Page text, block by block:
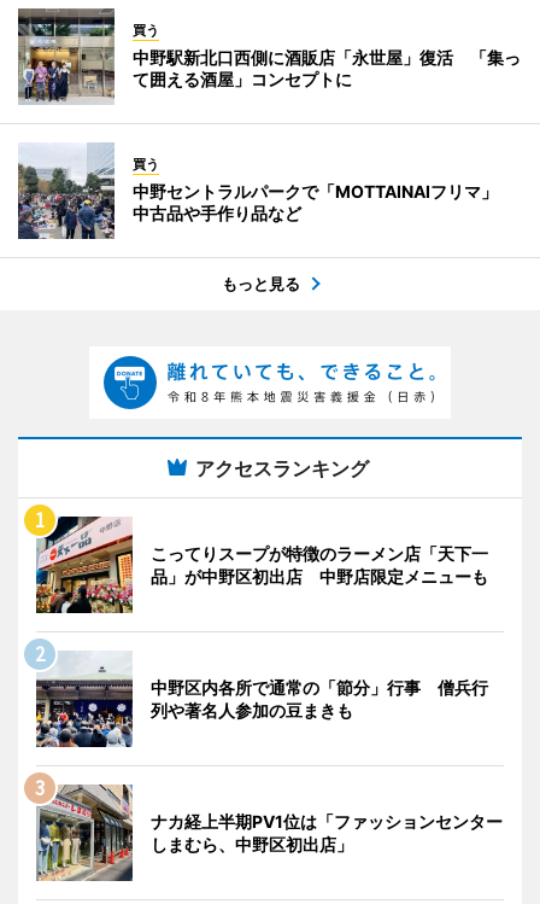
買う
中野駅新北口西側に酒販店「永世屋」復活 「集っ
て囲える酒屋」コンセプトに
買う
中野セントラルパークで「MOTTAINAIフリマ」
中古品や手作り品など
もっと見る
アクセスランキング
こってりスープが特徴のラーメン店「天下一
品」が中野区初出店 中野店限定メニューも
中野区内各所で通常の「節分」行事 僧兵行
列や著名人参加の豆まきも
ナカ経上半期PV1位は「ファッションセンター
しまむら、中野区初出店」